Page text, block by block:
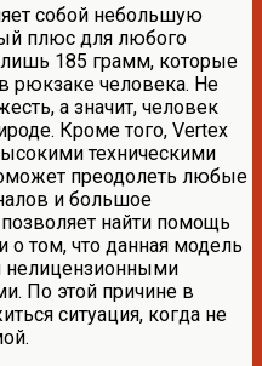
собой небольшую
плюс для любого
лишь 185 грамм, которые
рюкзаке человека. Не
а значит, человек
Кроме того, Vertex
техническими
преодолеть любые
и большое
найти помощь
о том, что данная модель
нелицензионными
По этой причине в
ситуация, когда не